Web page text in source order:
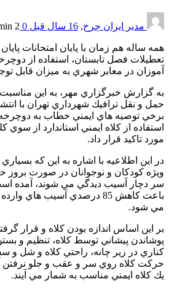
مدیر ایران چرخ, 16 سال قبل 0
2 min
همه ساله هم زمان با پايان امتحانات
تعطيلات فصل تابستان، استفاده از
آموزان در معابر شهري به ميزان قابل
به گزارش خبرگزاري مهر، به اين
حمل و نقل ترافيك شهرداري تهران با
برخي توصيه هاي ايمني خطاب به
استفاده از كلاه ايمني استاندارد از سوي
مورد تاكيد قرار داد.
در اين اطلاعيه با اشاره به اين كه
ويژه كودكان و نوجوانان در صورت بروز
سر دچار آسيب ديدگي مي شوند، آمده
باعث كاهش 85 درصدي آسيب
مي شود.
بر اين اساس اندازه بودن كلاه و قرار
پوشاندن پيشاني توسط كلاه، تنظيم و
كناري در زير چانه، راحتي كلاه و شل و
حركت كلاه روي سر و عقب و جلو نرفتن
يك كلاه ايمني مناسب به شمار مي آيند.